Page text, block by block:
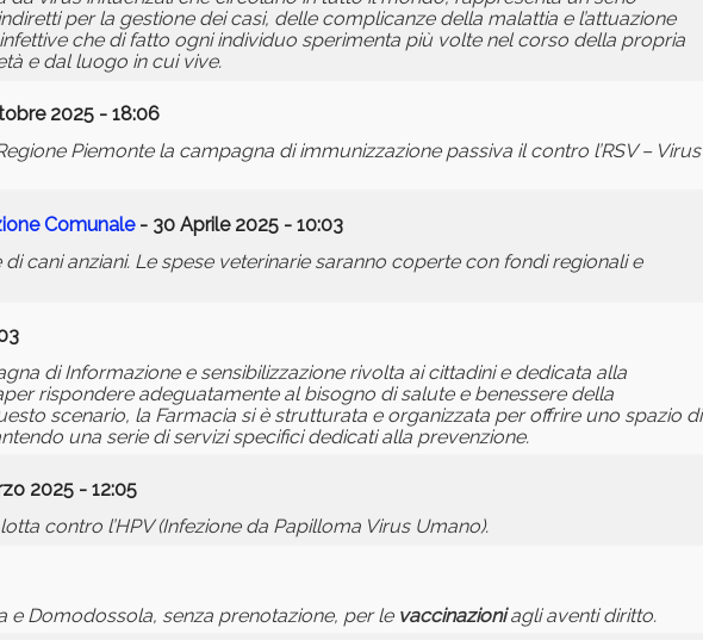
per la gestione dei casi, delle complicanze della malattia e l’attuazione
che di fatto ogni individuo sperimenta più volte nel corso della propria
e dal luogo in cui vive.
2025 - 18:06
Piemonte la campagna di immunizzazione passiva il contro l’RSV – Virus
Comunale- 30 Aprile 2025 - 10:03
di cani anziani. Le spese veterinarie saranno coperte con fondi regionali e
di Informazione e sensibilizzazione rivolta ai cittadini e dedicata alla
rispondere adeguatamente al bisogno di salute e benessere della
scenario, la Farmacia si è strutturata e organizzata per offrire uno spazio di
una serie di servizi specifici dedicati alla prevenzione.
2025 - 12:05
contro l’HPV (Infezione da Papilloma Virus Umano).
e Domodossola, senza prenotazione, per le vaccinazioniagli aventi diritto.